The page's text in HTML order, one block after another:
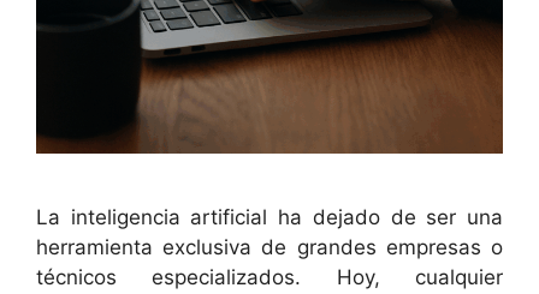
La inteligencia artificial ha dejado de ser una
herramienta exclusiva de grandes empresas o
técnicos especializados. Hoy, cualquier